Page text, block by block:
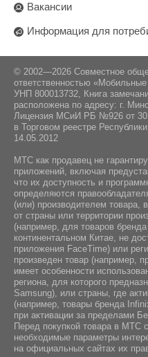
Вакансии
Информация для
© 2002—2026 Совместное
ответственностью
УНП 800013732, Книга
расположена по адресу: г.
Лицензия МСиИ РБ №926 от
в Торговом реестре
14.05.2012
МТС как продавец не
приложений, включая
что их доступность и
определяются
(или) производителем товара,
от страны или территории
(например, для товаров
континентальном Китае, не
приложения FaceTime) или
произведен товар (например,
имеет особенности
региона, для которого
Samsung), или страны, где
(например, товары бренда
при активации за пределами
Перед покупкой товара в МТС
необходимые параметры
на официальных сайтах их